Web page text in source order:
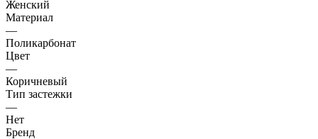
Женский
Материал
—
Поликарбонат
Цвет
—
Коричневый
Тип застежки
—
Нет
Бренд